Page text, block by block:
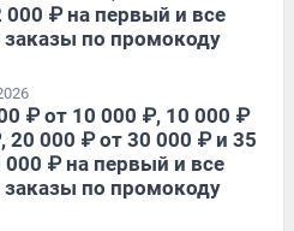
000 ₽ на первый и все
по промокоду
₽ от 10 000 ₽, 10 000 ₽
20 000 ₽ от 30 000 ₽ и 35
000 ₽ на первый и все
по промокоду